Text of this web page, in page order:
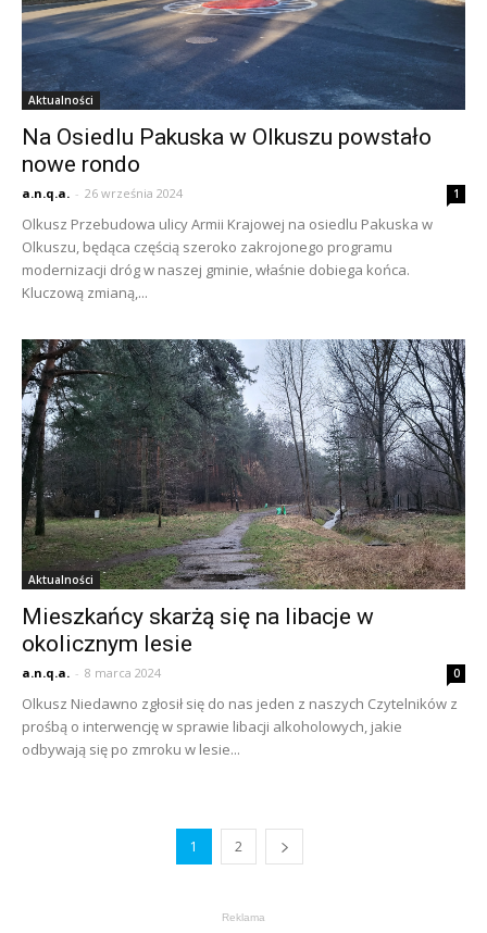
Aktualności
Na Osiedlu Pakuska w Olkuszu powstało
nowe rondo
a.n.q.a. - 26 września 2024 1
Olkusz Przebudowa ulicy Armii Krajowej na osiedlu Pakuska w
Olkuszu, będąca częścią szeroko zakrojonego programu
modernizacji dróg w naszej gminie, właśnie dobiega końca.
Kluczową zmianą,...
Aktualności
Mieszkańcy skarżą się na libacje w
okolicznym lesie
a.n.q.a. - 8 marca 2024 0
Olkusz Niedawno zgłosił się do nas jeden z naszych Czytelników z
prośbą o interwencję w sprawie libacji alkoholowych, jakie
odbywają się po zmroku w lesie...
1 2
Reklama